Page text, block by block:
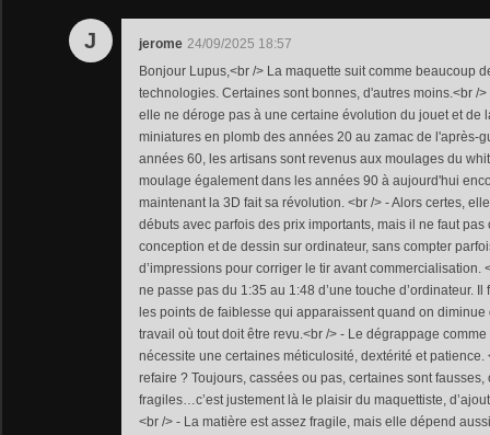
J jerome 24/09/2025 18:57
Bonjour Lupus,<br /> La maquette suit comme beaucoup
technologies. Certaines sont bonnes, d'autres moins.<br /
elle ne déroge pas à une certaine évolution du jouet et de
miniatures en plomb des années 20 au zamac de l'après-
années 60, les artisans sont revenus aux moulages du
moulage également dans les années 90 à aujourd'hui
maintenant la 3D fait sa révolution. <br /> - Alors certes,
débuts avec parfois des prix importants, mais il ne faut
conception et de dessin sur ordinateur, sans compter
d’impressions pour corriger le tir avant commercialisation.
ne passe pas du 1:35 au 1:48 d’une touche d’ordinateur.
les points de faiblesse qui apparaissent quand on
travail où tout doit être revu.<br /> - Le dégrappage
nécessite une certaines méticulosité, dextérité et patience.
refaire ? Toujours, cassées ou pas, certaines sont fausses,
fragiles…c’est justement là le plaisir du maquettiste,
<br /> - La matière est assez fragile, mais elle dépend